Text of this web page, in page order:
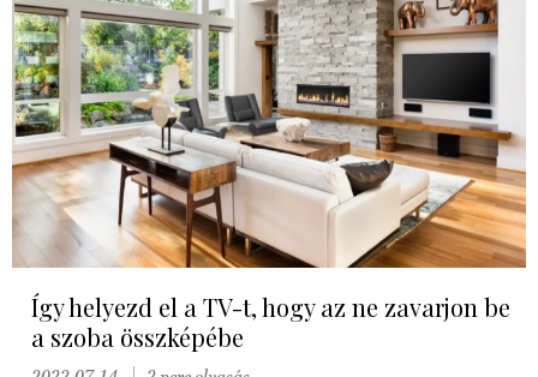
Így helyezd el a TV-t, hogy az ne zavarjon be
a szoba összképébe